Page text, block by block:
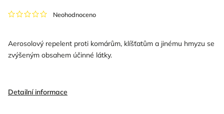
Neohodnoceno
Aerosolový repelent proti komárům, klíšťatům a jinému hmyzu se
zvýšeným obsahem účinné látky.
Detailní informace